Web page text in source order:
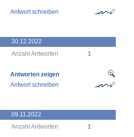
Antwort schreiben
30.12.2022
Anzahl Antworten 1
Antworten zeigen
Antwort schreiben
09.11.2022
Anzahl Antworten 1